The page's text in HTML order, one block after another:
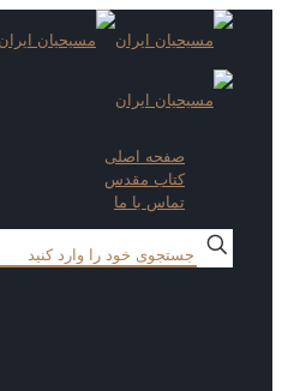
صفحه اصلی
کتاب مقدس
تماس با ما